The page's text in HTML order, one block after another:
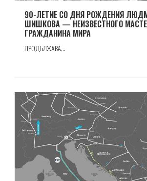
90-ЛЕТИЕ СО ДНЯ РОЖДЕНИЯ
ШИШКОВА — НЕИЗВЕСТНОГО
ГРАЖДАНИНА МИРА
ПРОДЪЛЖАВА...